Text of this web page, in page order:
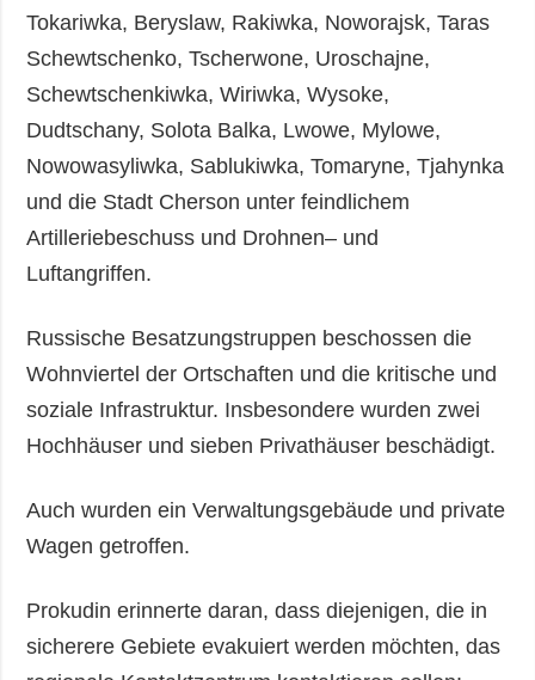
Tokariwka, Beryslaw, Rakiwka, Noworajsk, Taras
Schewtschenko, Tscherwone, Uroschajne,
Schewtschenkiwka, Wiriwka, Wysoke,
Dudtschany, Solota Balka, Lwowe, Mylowe,
Nowowasyliwka, Sablukiwka, Tomaryne, Tjahynka
und die Stadt Cherson unter feindlichem
Artilleriebeschuss und Drohnen– und
Luftangriffen.
Russische Besatzungstruppen beschossen die
Wohnviertel der Ortschaften und die kritische und
soziale Infrastruktur. Insbesondere wurden zwei
Hochhäuser und sieben Privathäuser beschädigt.
Auch wurden ein Verwaltungsgebäude und private
Wagen getroffen.
Prokudin erinnerte daran, dass diejenigen, die in
sicherere Gebiete evakuiert werden möchten, das